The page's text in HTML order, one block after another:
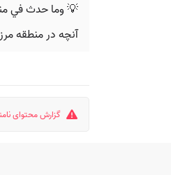
💡 وما حدث في
آنچه در منطقه
گزارش محتوای